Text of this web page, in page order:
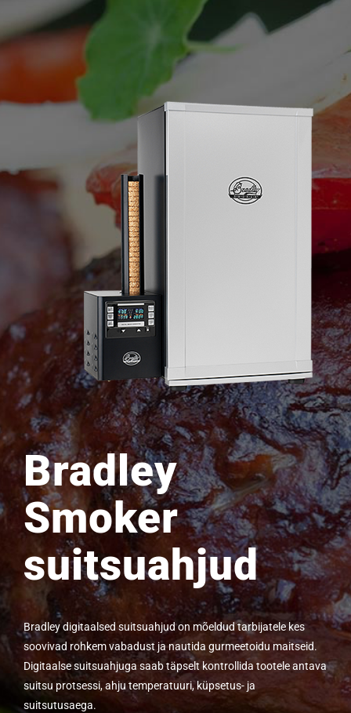
Bradley
Smoker
suitsuahjud
Bradley digitaalsed suitsuahjud on mõeldud tarbijatele kes
soovivad rohkem vabadust ja nautida gurmeetoidu maitseid.
Digitaalse suitsuahjuga saab täpselt kontrollida tootele antava
suitsu protsessi, ahju temperatuuri, küpsetus- ja
suitsutusaega.